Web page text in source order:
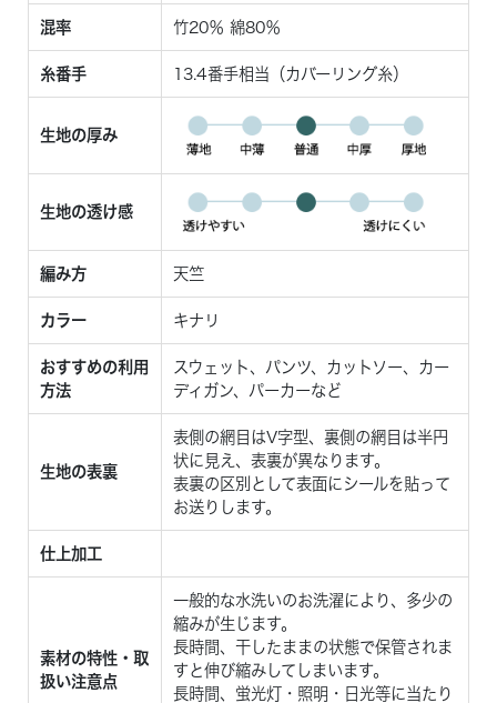
混率 竹20％ 綿80％
糸番手 13.4番手相当（カバーリング糸）
生地の厚み
生地の透け感
編み方 天竺
カラー キナリ
おすすめの利用
方法
スウェット、パンツ、カットソー、カー
ディガン、パーカーなど
生地の表裏
表側の網目はV字型、裏側の網目は半円
状に見え、表裏が異なります。
表裏の区別として表面にシールを貼って
お送りします。
仕上加工
素材の特性・取
扱い注意点
一般的な水洗いのお洗濯により、多少の
縮みが生じます。
長時間、干したままの状態で保管されま
すと伸び縮みしてしまいます。
長時間、蛍光灯・照明・日光等に当たり